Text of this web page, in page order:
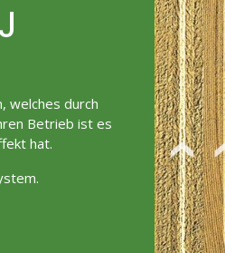
welches durch
Betrieb ist es
hat.